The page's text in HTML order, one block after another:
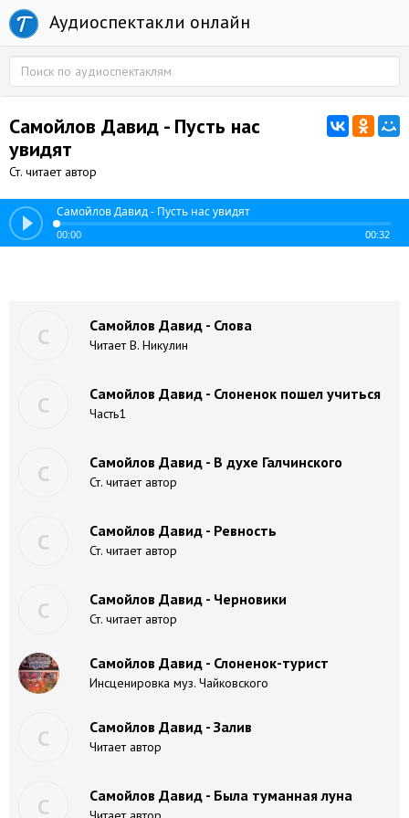
Аудиоспектакли онлайн
Самойлов Давид - Пусть нас
увидят
Ст. читает автор
Самойлов Давид - Пусть нас увидят
00:00 00:32
С Самойлов Давид - Слова
Читает В. Никулин
С Самойлов Давид - Слоненок пошел учиться
Часть1
С Самойлов Давид - В духе Галчинского
Ст. читает автор
С Самойлов Давид - Ревность
Ст. читает автор
С Самойлов Давид - Черновики
Ст. читает автор
Самойлов Давид - Слоненок-турист
Инсценировка муз. Чайковского
С Самойлов Давид - Залив
Читает автор
С Самойлов Давид - Была туманная луна